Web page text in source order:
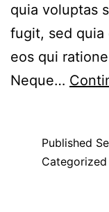
quia voluptas
fugit, sed quia
eos qui
Neque…
Published
Categorized